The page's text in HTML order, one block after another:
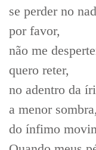
se perder no
por favor,
não me
quero reter,
no adentro da
a menor sombra,
do ínfimo